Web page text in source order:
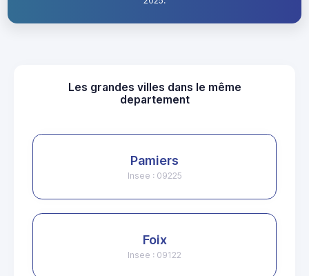
Les grandes villes dans le même
departement
Pamiers
Insee : 09225
Foix
Insee : 09122